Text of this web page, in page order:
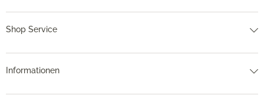
Shop Service
Informationen